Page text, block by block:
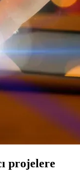
projelere